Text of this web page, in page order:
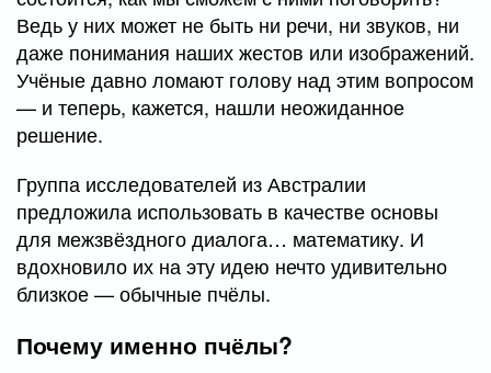
Ведь у них может не быть ни речи, ни звуков, ни
даже понимания наших жестов или изображений.
Учёные давно ломают голову над этим вопросом
— и теперь, кажется, нашли неожиданное
решение.
Группа исследователей из Австралии
предложила использовать в качестве основы
для межзвёздного диалога… математику. И
вдохновило их на эту идею нечто удивительно
близкое — обычные пчёлы.
Почему именно пчёлы?